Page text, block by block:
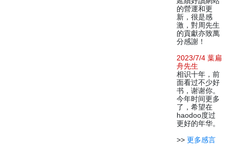
的營運和更
新，很是感
激，對周先生
的貢獻亦致萬
分感謝！
2023/7/4 葉扁
舟先生
相识十年，前
面看过不少好
书，谢谢你。
今年时间更多
了，希望在
haodoo度过
更好的年华。
>> 更多感言